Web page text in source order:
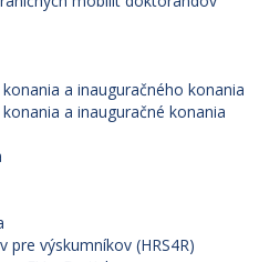
a inauguračného konania
a inauguračné konania
výskumníkov (HRS4R)